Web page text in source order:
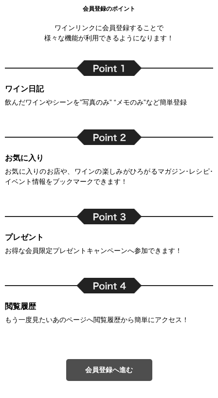
会員登録のポイント
ワインリンクに会員登録することで
様々な機能が利用できるようになります！
ワイン日記
飲んだワインやシーンを”写真のみ” “メモのみ”など簡単登録
お気に入り
お気に入りのお店や、ワインの楽しみがひろがるマガジン･レシピ･
イベント情報をブックマークできます！
プレゼント
お得な会員限定プレゼントキャンペーンへ参加できます！
閲覧履歴
もう一度見たいあのページへ閲覧履歴から簡単にアクセス！
会員登録へ進む